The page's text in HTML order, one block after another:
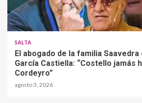
SALTA
El abogado de la familia
García Castiella: “Costello jamás
Cordeyro”
agosto 3, 2026